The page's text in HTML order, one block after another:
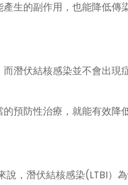
生的副作用，也能降低傳
潛伏結核感染並不會出現
預防性治療，就能有效降
說，潛伏結核感染(LTBI）